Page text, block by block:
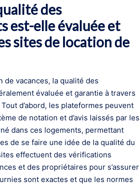
des
est-elle évaluée et
sites de location de
de vacances, la qualité des
évaluée et garantie à travers
d’abord, les plateformes peuvent
de notation et d’avis laissés par les
dans ces logements, permettant
de se faire une idée de la qualité du
effectuent des vérifications
et des propriétaires pour s’assurer
sont exactes et que les normes